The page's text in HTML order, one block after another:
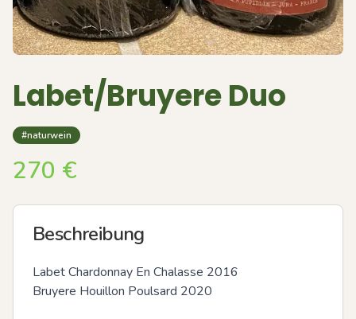
Labet/Bruyere Duo
#naturwein
270 €
Beschreibung
Labet Chardonnay En Chalasse 2016
Bruyere Houillon Poulsard 2020